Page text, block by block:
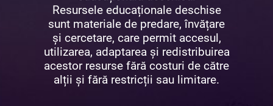
Resursele educaționale deschise
sunt materiale de predare, învățare
și cercetare, care permit accesul,
utilizarea, adaptarea și redistribuirea
acestor resurse fără costuri de către
alții și fără restricții sau limitare.